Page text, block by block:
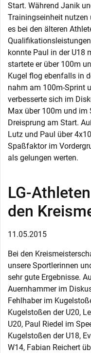
Start. Während Janik
Trainingseinheit nutzen
es bei den älteren
konnte Paul in der U18
startete er über 100m
Kugel flog ebenfalls in
nahm am 100m-Sprint
verbesserte sich im
Max über 100m und im
Dreisprung am Start.
Lutz und Paul über
Spaßfaktor im
als gelungen werten.
LG-
den
11.05.2015
Bei den
unsere Sportlerinnen
sehr gute Ergebnisse.
Auernhammer im
Fehlhaber im
Kugelstoßen der U20,
U20, Paul Riedel im
Kugelstoßen der U18,
W14, Fabian Reichert